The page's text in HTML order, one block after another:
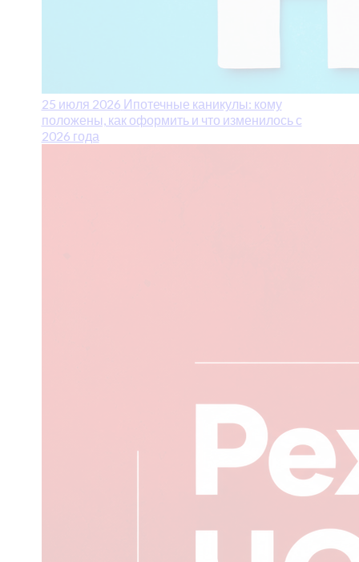
25 июля 2026 Ипотечные каникулы: кому
положены, как оформить и что изменилось с
2026 года